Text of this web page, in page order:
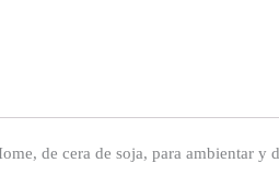
de cera de soja, para ambientar y